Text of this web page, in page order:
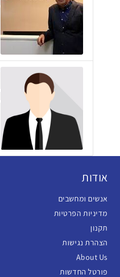
אודות
אנשים ומחשבים
מדיניות הפרטיות
תקנון
הצהרת נגישות
About Us
פורטל החדשות